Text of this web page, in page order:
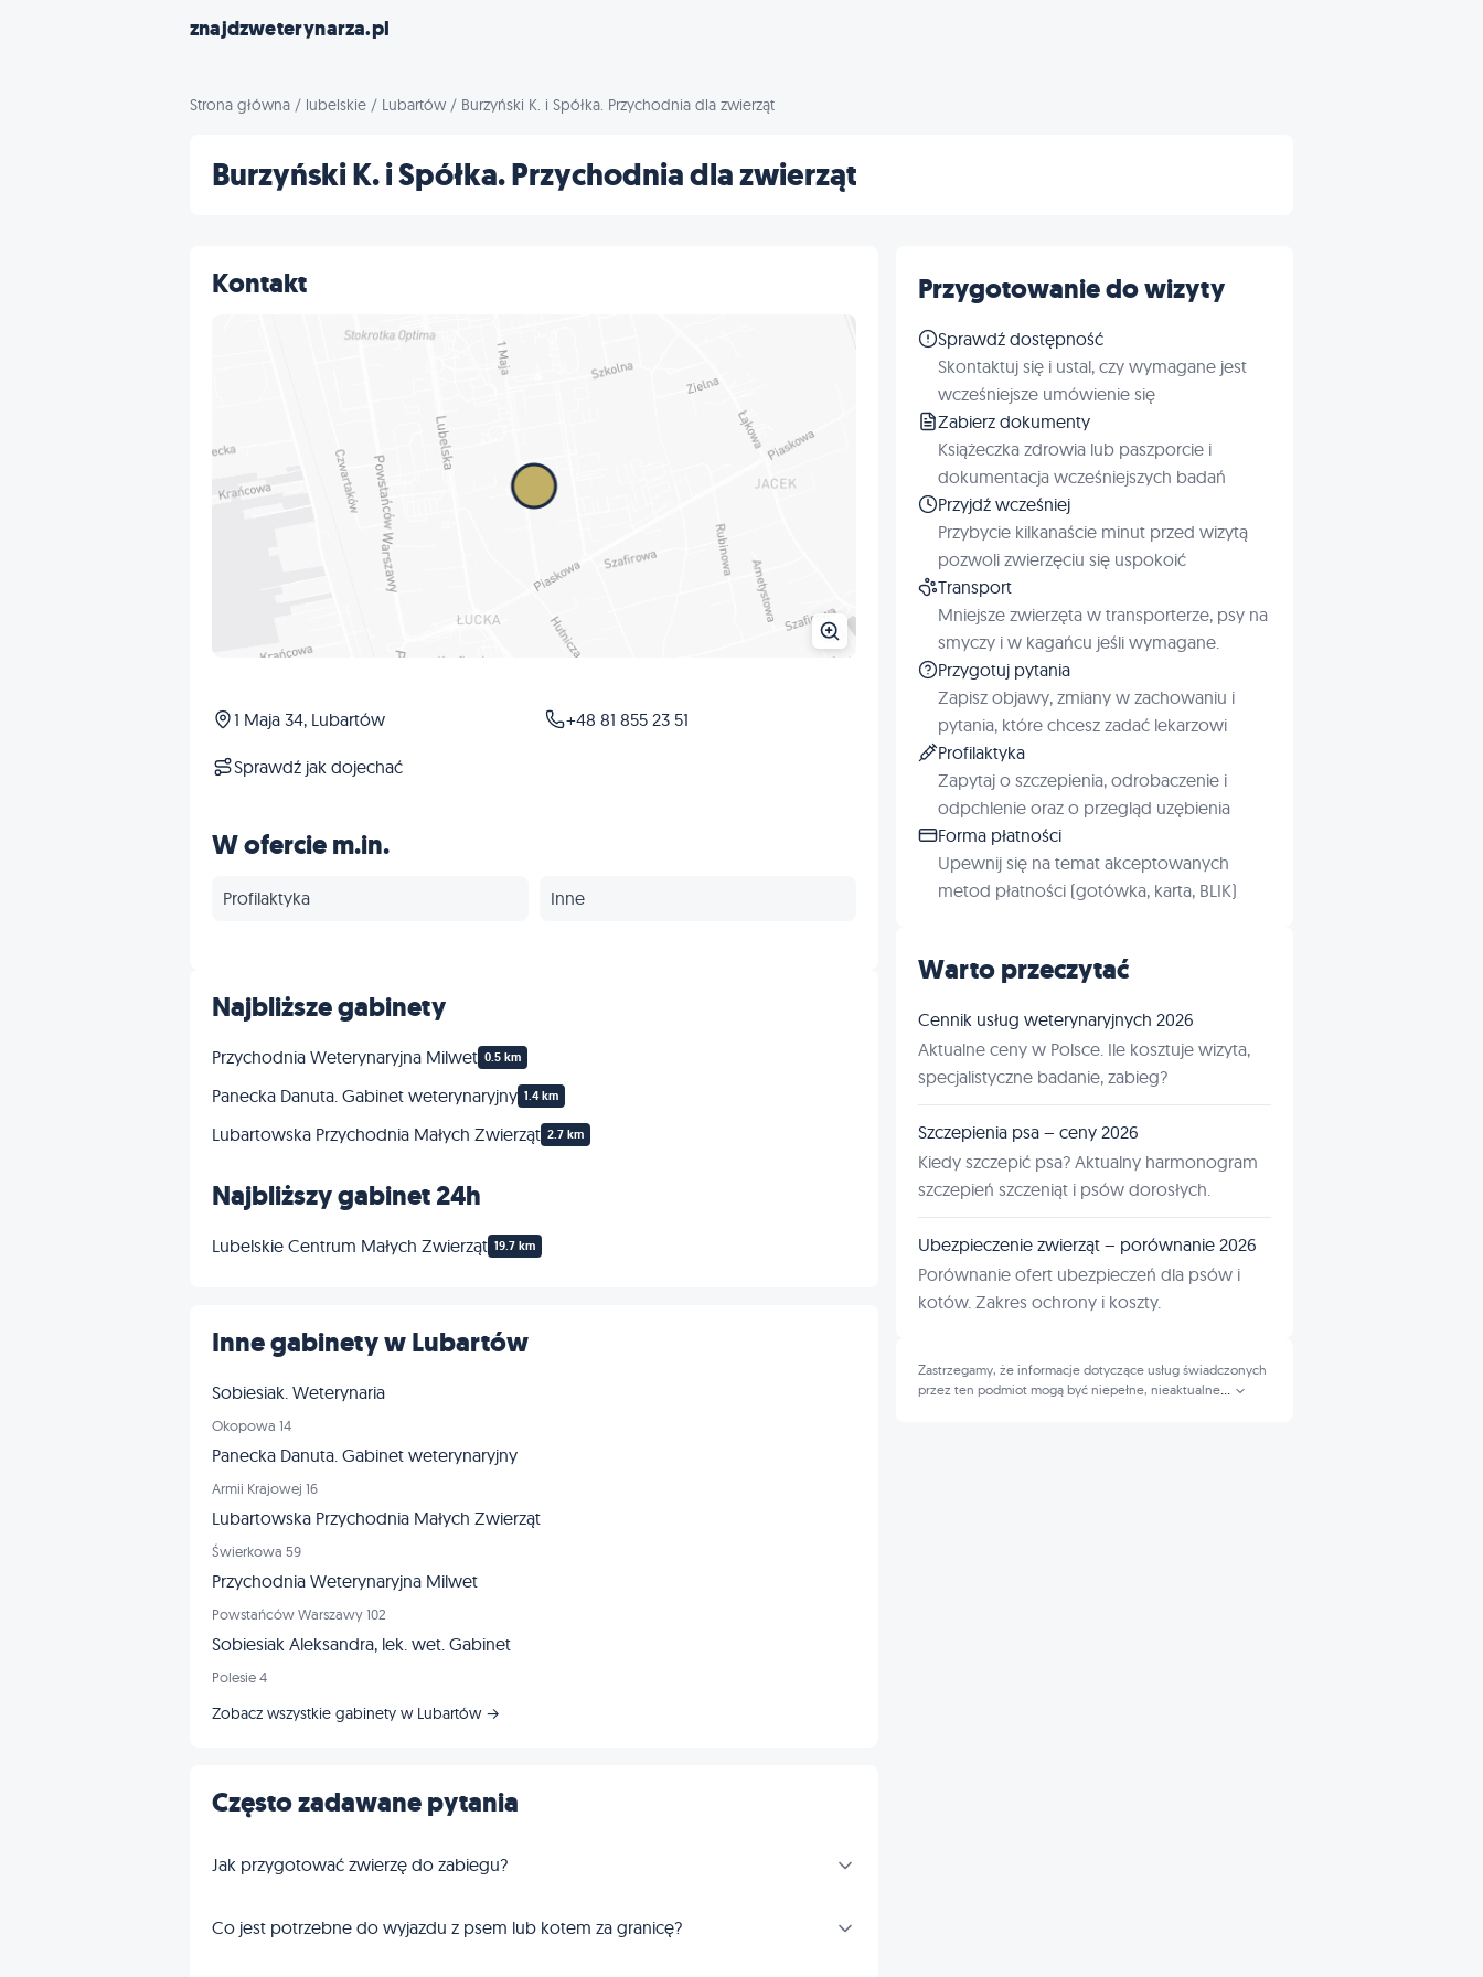
znajdzweterynarza.pl
Strona główna / lubelskie / Lubartów/ Burzyński K. i Spółka. Przychodnia dla zwierząt
Burzyński K. i Spółka. Przychodnia dla zwierząt
Kontakt
1 Maja 34, Lubartów +48 81 855 23 51
Sprawdź jak dojechać
W ofercie m.in.
Profilaktyka Inne
Najbliższe gabinety
Przychodnia Weterynaryjna Milwet 0.5 km
Panecka Danuta. Gabinet weterynaryjny 1.4 km
Lubartowska Przychodnia Małych Zwierząt 2.7 km
Najbliższy gabinet 24h
Lubelskie Centrum Małych Zwierząt 19.7 km
Inne gabinety w Lubartów
Sobiesiak. Weterynaria
Okopowa 14
Panecka Danuta. Gabinet weterynaryjny
Armii Krajowej 16
Lubartowska Przychodnia Małych Zwierząt
Świerkowa 59
Przychodnia Weterynaryjna Milwet
Powstańców Warszawy 102
Sobiesiak Aleksandra, lek. wet. Gabinet
Polesie 4
Zobacz wszystkie gabinety w Lubartów →
Często zadawane pytania
Jak przygotować zwierzę do zabiegu?
Co jest potrzebne do wyjazdu z psem lub kotem za granicę?
Przygotowanie do wizyty
Sprawdź dostępność
Skontaktuj się i ustal, czy wymagane jest
wcześniejsze umówienie się
Zabierz dokumenty
Książeczka zdrowia lub paszporcie i
dokumentacja wcześniejszych badań
Przyjdź wcześniej
Przybycie kilkanaście minut przed wizytą
pozwoli zwierzęciu się uspokoić
Transport
Mniejsze zwierzęta w transporterze, psy na
smyczy i w kagańcu jeśli wymagane.
Przygotuj pytania
Zapisz objawy, zmiany w zachowaniu i
pytania, które chcesz zadać lekarzowi
Profilaktyka
Zapytaj o szczepienia, odrobaczenie i
odpchlenie oraz o przegląd uzębienia
Forma płatności
Upewnij się na temat akceptowanych
metod płatności (gotówka, karta, BLIK)
Warto przeczytać
Cennik usług weterynaryjnych 2026
Aktualne ceny w Polsce. Ile kosztuje wizyta,
specjalistyczne badanie, zabieg?
Szczepienia psa – ceny 2026
Kiedy szczepić psa? Aktualny harmonogram
szczepień szczeniąt i psów dorosłych.
Ubezpieczenie zwierząt – porównanie 2026
Porównanie ofert ubezpieczeń dla psów i
kotów. Zakres ochrony i koszty.
Zastrzegamy, że informacje dotyczące usług świadczonych
przez ten podmiot mogą być niepełne, nieaktualne...